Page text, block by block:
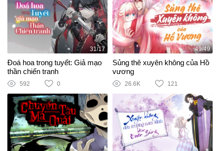
31/17
Đoá hoa trong tuyết: Giả mạo
thần chiến tranh
592 0
49/49
Sủng thê xuyên không của Hồ
vương
26.6K 121